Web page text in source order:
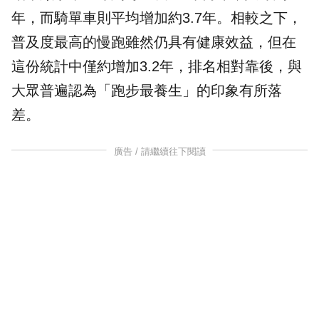
年，而騎單車則平均增加約3.7年。相較之下，
普及度最高的慢跑雖然仍具有健康效益，但在
這份統計中僅約增加3.2年，排名相對靠後，與
大眾普遍認為「跑步最養生」的印象有所落
差。
廣告 / 請繼續往下閱讀